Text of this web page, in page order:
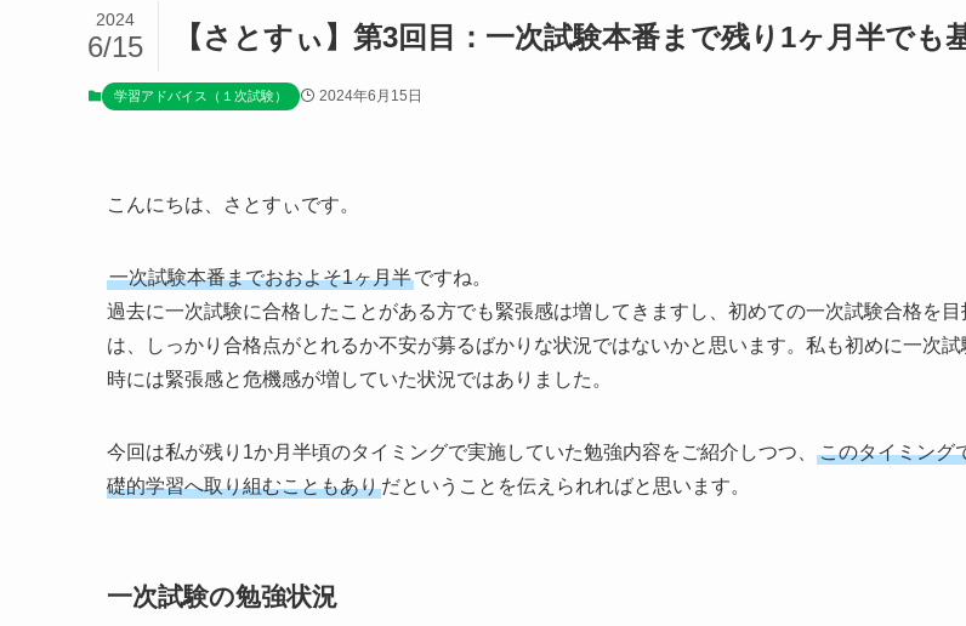
【さとすぃ】第3回目：一次試験本番まで残り1ヶ月半でも
2024
6/15
学習アドバイス（１次試験） 2024年6月15日
こんにちは、さとすぃです。
一次試験本番までおおよそ1ヶ月半ですね。
過去に一次試験に合格したことがある方でも緊張感は増してきますし、初めての一次試験合格を
は、しっかり合格点がとれるか不安が募るばかりな状況ではないかと思います。私も初めに一次試
時には緊張感と危機感が増していた状況ではありました。
今回は私が残り1か月半頃のタイミングで実施していた勉強内容をご紹介しつつ、
このタイミング
礎的学習へ取り組むこともありだということを伝えられればと思います。
一次試験の勉強状況
２次公開模試 第2回お申込み受付中！ WEB本科コース